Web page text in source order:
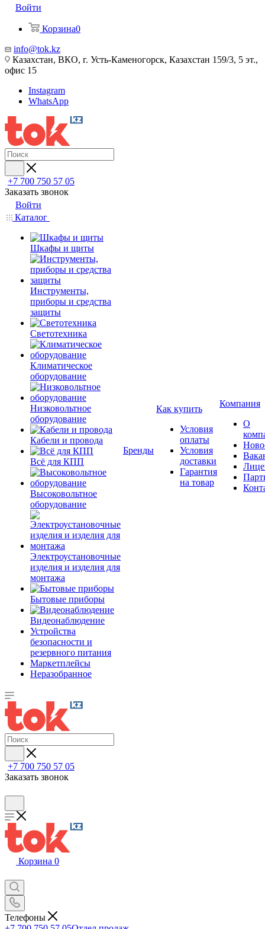
Войти
Корзина0
info@tok.kz
Казахстан, ВКО, г. Усть-Каменогорск, Казахстан 159/3, 5 эт.,
офис 15
Instagram
WhatsApp
+7 700 750 57 05
Заказать звонок
Войти
Каталог
Шкафы и щиты
Инструменты,
приборы и средства
защиты
Светотехника
Климатическое
оборудование
Низковольтное
оборудование
Кабели и провода
Всё для КПП
Высоковольтное
оборудование
Электроустановочные
изделия и изделия для
монтажа
Бытовые приборы
Видеонаблюдение
Устройства
безопасности и
резервного питания
Маркетплейсы
Неразобранное
Бренды
Как купить
Условия
оплаты
Условия
доставки
Гарантия
на товар
Компания
О
+7 700 750 57 05
Заказать звонок
Корзина 0
Телефоны